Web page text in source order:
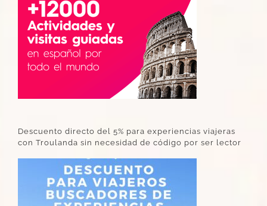
Descuento directo del 5% para experiencias viajeras
con Troulanda sin necesidad de código por ser lector